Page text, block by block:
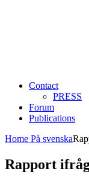
Contact
PRESS
Forum
Publications
Home På svenska
Rapport